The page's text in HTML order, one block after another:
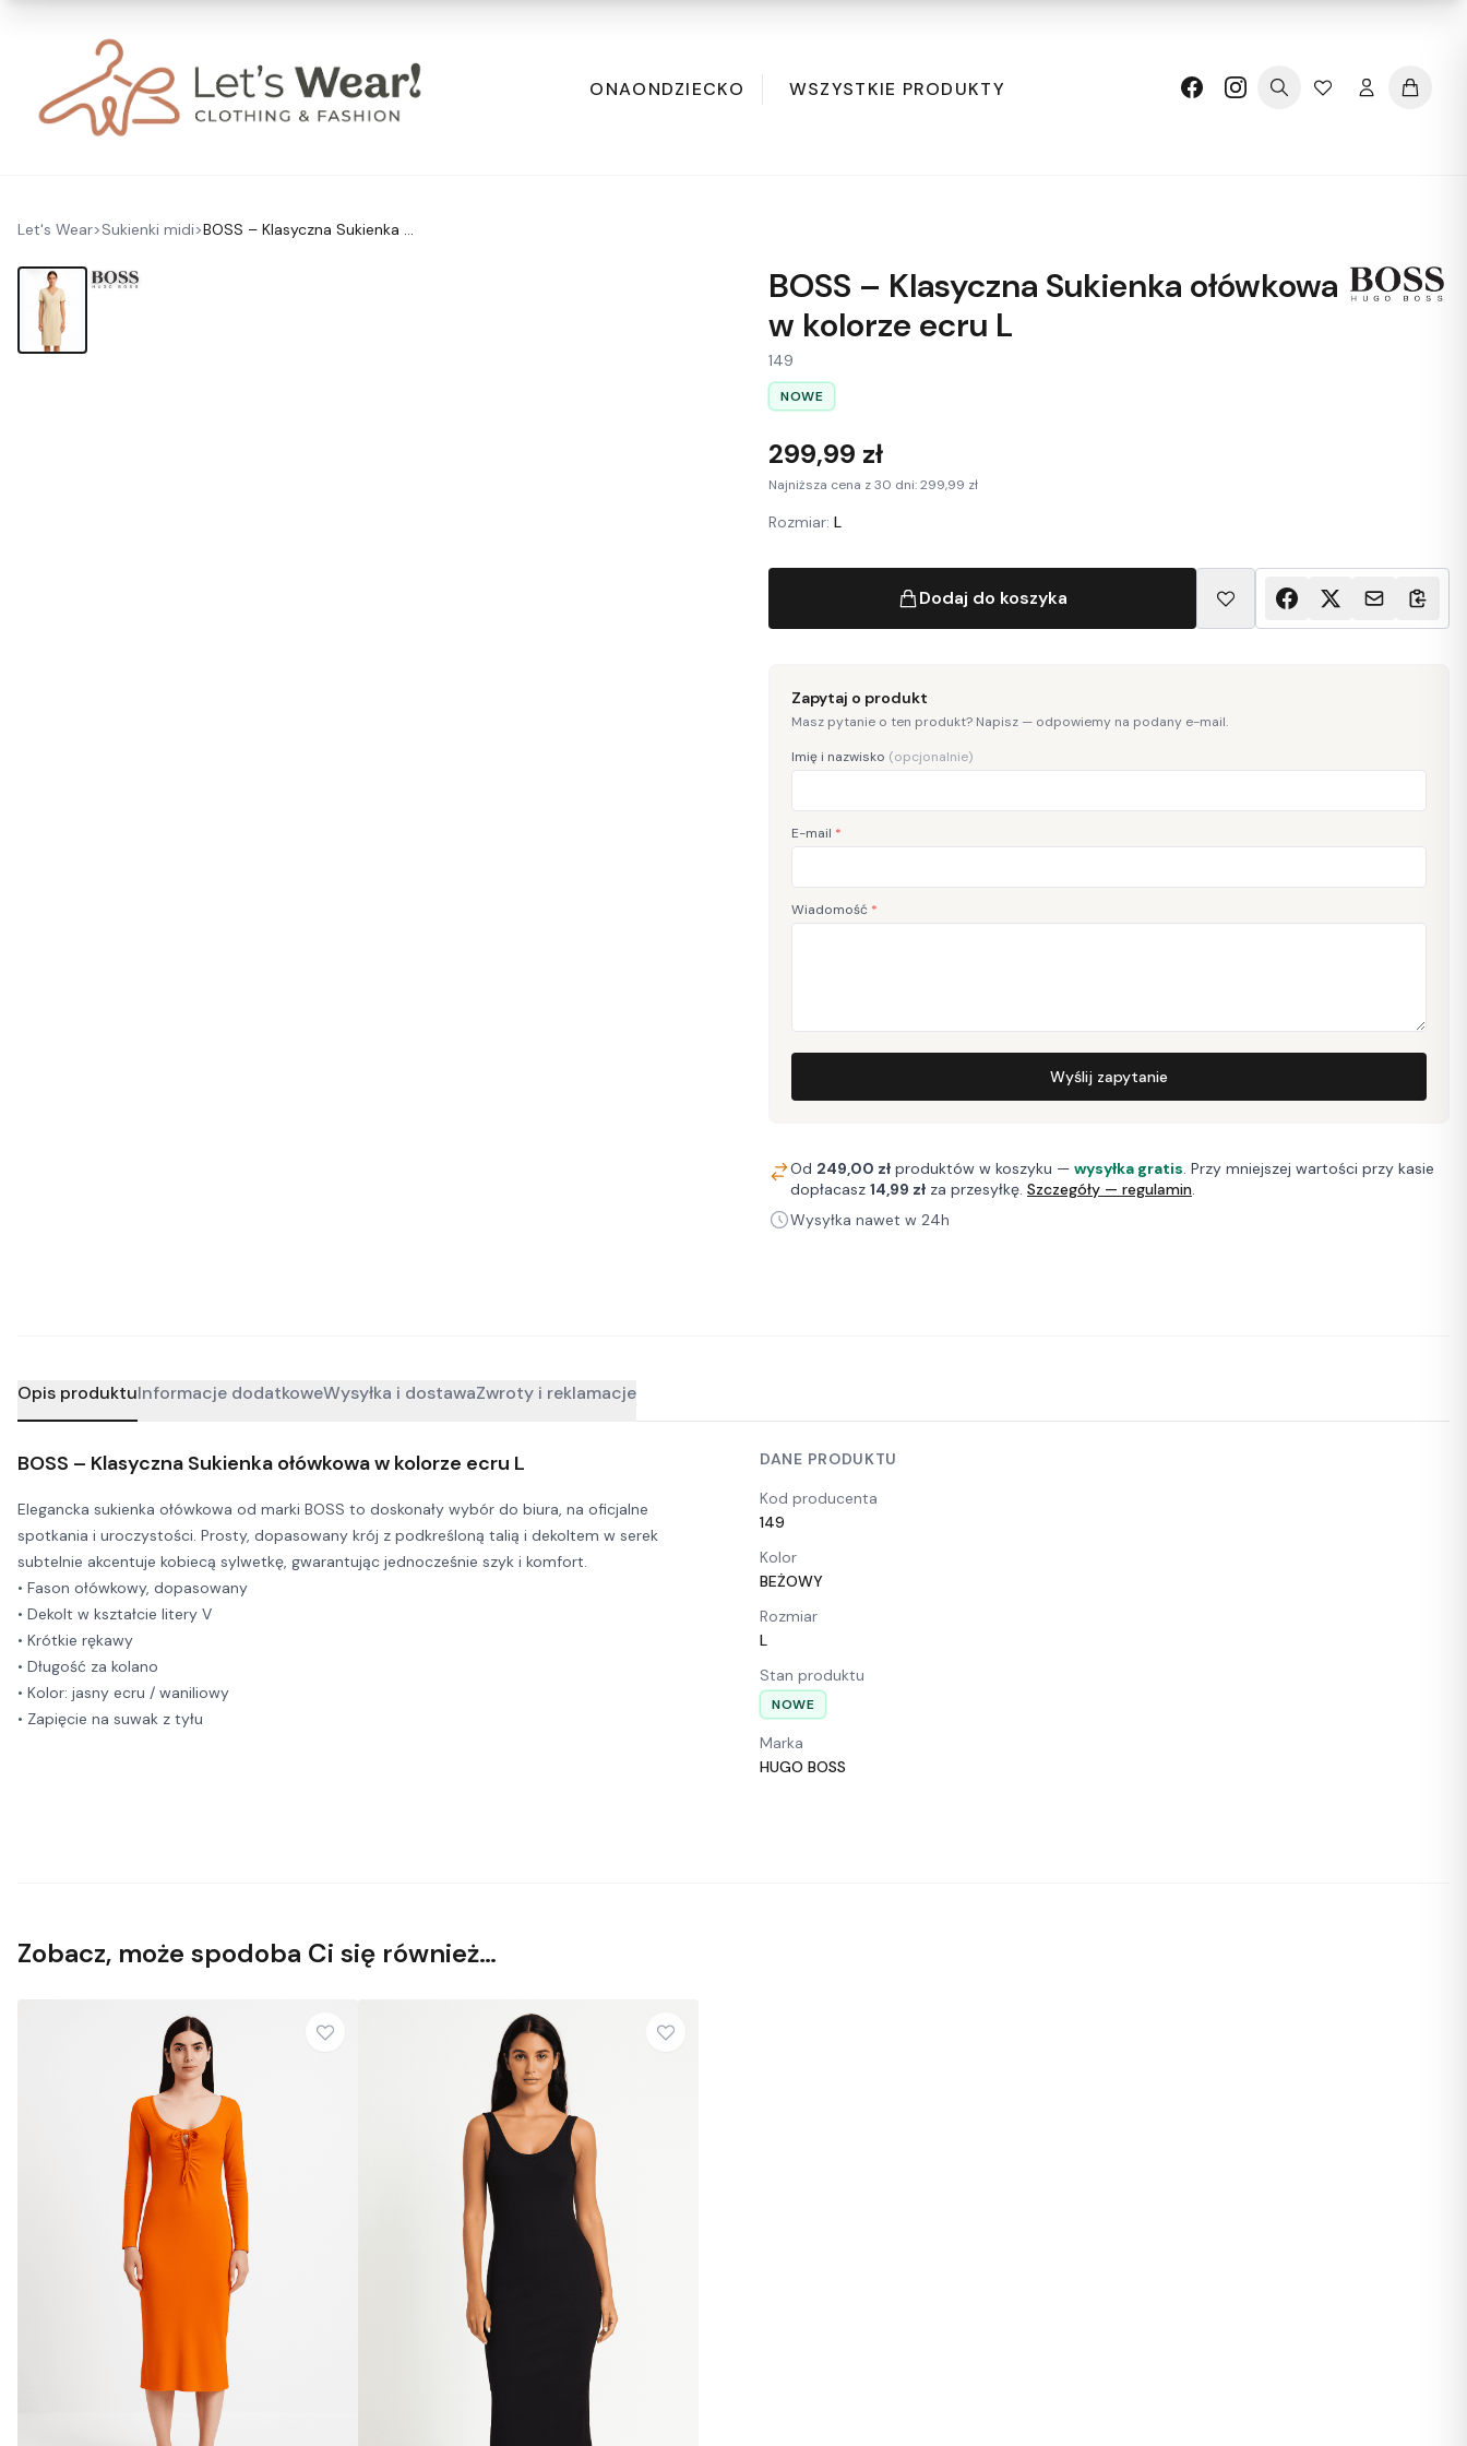
ONAONDZIECKO WSZYSTKIE PRODUKTY
Let's Wear>Sukienki midi> BOSS – Klasyczna Sukienka ołówkowa w kolorze ecru L
BOSS – Klasyczna Sukienka ołówkowa
w kolorze ecru L
149
NOWE
299,99 zł
Najniższa cena z 30 dni: 299,99 zł
Rozmiar: L
Dodaj do koszyka
Zapytaj o produkt
Masz pytanie o ten produkt? Napisz — odpowiemy na podany e-mail.
Imię i nazwisko (opcjonalnie)
E-mail *
Wiadomość *
Wyślij zapytanie
Od 249,00 zł produktów w koszyku — wysyłka gratis. Przy mniejszej wartości przy kasie
dopłacasz 14,99 zł za przesyłkę. Szczegóły — regulamin.
Wysyłka nawet w 24h
Opis produktuInformacje dodatkoweWysyłka i dostawaZwroty i reklamacje
BOSS – Klasyczna Sukienka ołówkowa w kolorze ecru L
Elegancka sukienka ołówkowa od marki BOSS to doskonały wybór do biura, na oficjalne
spotkania i uroczystości. Prosty, dopasowany krój z podkreśloną talią i dekoltem w serek
subtelnie akcentuje kobiecą sylwetkę, gwarantując jednocześnie szyk i komfort.
• Fason ołówkowy, dopasowany
• Dekolt w kształcie litery V
• Krótkie rękawy
• Długość za kolano
• Kolor: jasny ecru / waniliowy
• Zapięcie na suwak z tyłu
DANE PRODUKTU
Kod producenta
149
Kolor
BEŻOWY
Rozmiar
L
Stan produktu
NOWE
Marka
HUGO BOSS
Zobacz, może spodoba Ci się również…